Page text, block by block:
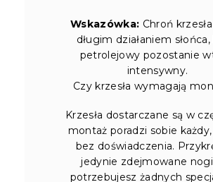
Wskazówka: Chroń
długim działaniem
petrolejowy pozostanie
intensywny.
Czy krzesła wymagają
Krzesła dostarczane są w
montaż poradzi sobie
bez doświadczenia.
jedynie zdejmowane
potrzebujesz żadnych